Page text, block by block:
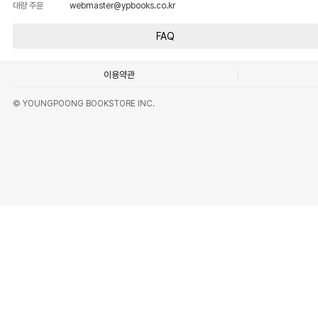
대량 주문
webmaster@ypbooks.co.kr
FAQ
이용약관
© YOUNGPOONG BOOKSTORE INC.